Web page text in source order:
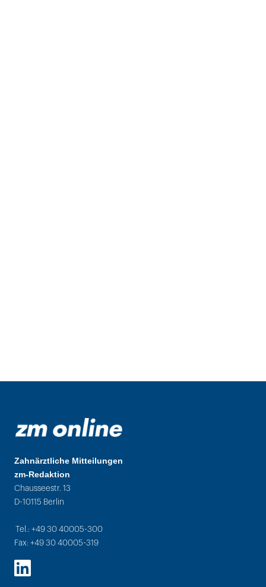
Zahnärztliche Mitteilungen
zm-Redaktion
Chausseestr. 13
D-10115 Berlin
Tel.: +49 30 40005-300
Fax: +49 30 40005-319
LinkedIn